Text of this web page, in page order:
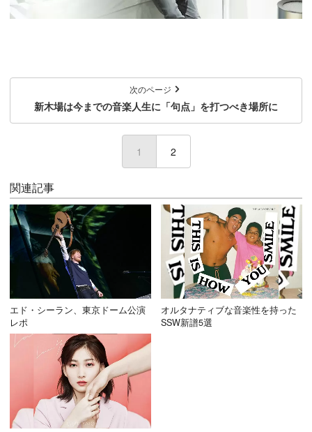
次のページ
新木場は今までの音楽人生に「句点」を打つべき場所に
1 (current)
2
関連記事
エド・シーラン、東京ドーム公演
レポ
オルタナティブな音楽性を持った
SSW新譜5選